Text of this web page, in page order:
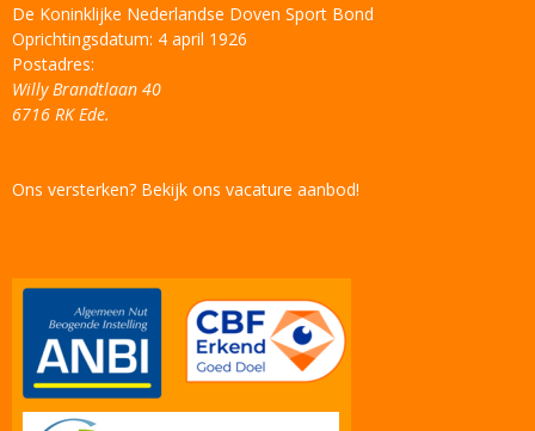
De Koninklijke Nederlandse Doven Sport Bond
Oprichtingsdatum: 4 april 1926
Postadres:
Willy Brandtlaan 40
6716 RK Ede.
Ons versterken? Bekijk ons vacature aanbod!